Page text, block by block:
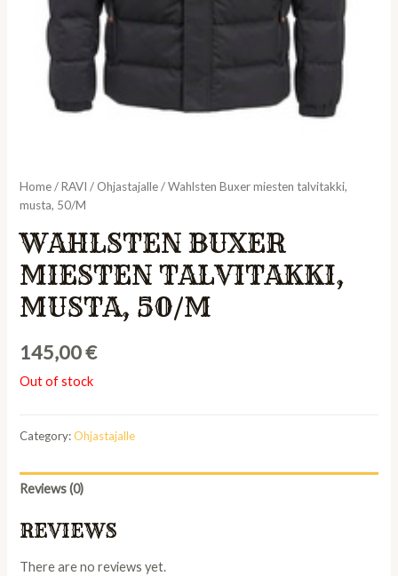
Home/RAVI / Ohjastajalle/ Wahlsten Buxer miesten talvitakki,
musta, 50/M
WAHLSTEN BUXER
MIESTEN TALVITAKKI,
MUSTA, 50/M
145,00€
Out of stock
Category:Ohjastajalle
Reviews (0)
REVIEWS
There are no reviews yet.